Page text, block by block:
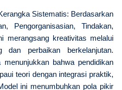
Sistematis: Berdasarkan
Pengorganisasian, Tindakan,
merangsang kreativitas melalui
dan perbaikan berkelanjutan.
bahwa pendidikan
teori dengan integrasi praktik,
ini menumbuhkan pola pikir